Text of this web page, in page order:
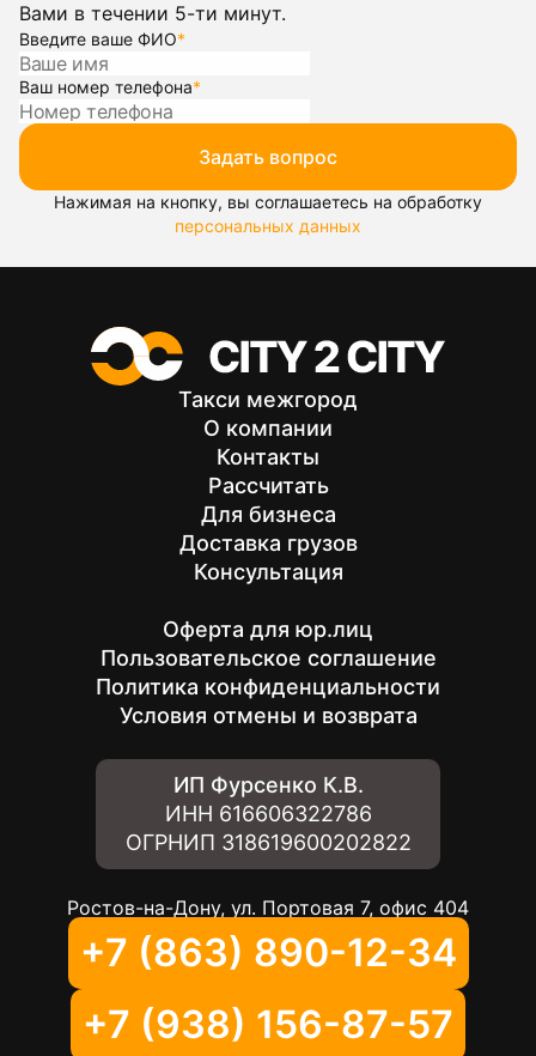
Вами в течении 5-ти минут.
Введите ваше ФИО*
Ваш номер телефона*
Задать вопрос
Нажимая на кнопку, вы соглашаетесь на обработку
персональных данных
Такси межгород
О компании
Контакты
Рассчитать
Для бизнеса
Доставка грузов
Консультация
Оферта для юр.лиц
Пользовательское соглашение
Политика конфиденциальности
Условия отмены и возврата
ИП Фурсенко К.В.
ИНН 616606322786
ОГРНИП 318619600202822
Ростов-на-Дону, ул. Портовая 7, офис 404
+7 (863) 890-12-34
+7 (938) 156-87-57